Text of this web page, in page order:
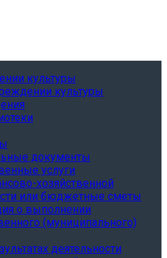
культуры
культуры
документы
услуги
хозяйственной
или бюджетные сметы
о выполнении
(муниципального)
деятельности